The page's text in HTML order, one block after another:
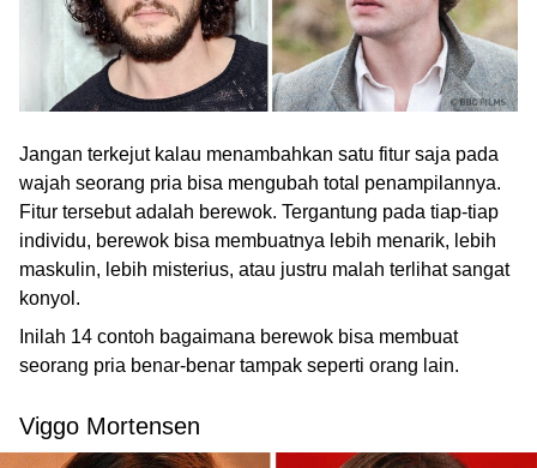
Jangan terkejut kalau menambahkan satu fitur saja pada
wajah seorang pria bisa mengubah total penampilannya.
Fitur tersebut adalah berewok. Tergantung pada tiap-tiap
individu, berewok bisa membuatnya lebih menarik, lebih
maskulin, lebih misterius, atau justru malah terlihat sangat
konyol.
Inilah 14 contoh bagaimana berewok bisa membuat
seorang pria benar-benar tampak seperti orang lain.
Viggo Mortensen